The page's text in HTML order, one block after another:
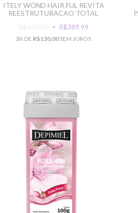
ITELY WOND HAIR FUL REVITA
REESTRUTURACAO TOTAL
R$435,29
R$389,99
3X DE R$130,00SEM JUROS